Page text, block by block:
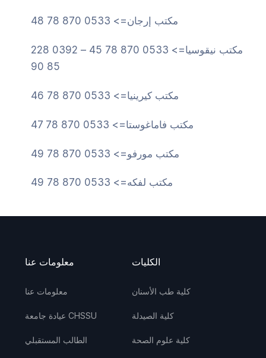
مكتب إرجان=> 0533 870 78 48
مكتب نيقوسيا=> 0533 870 78 45 – 0392 228
85 90
مكتب كيرينيا=> 0533 870 78 46
مكتب فاماغوستا=> 0533 870 78 47
مكتب مورفو=> 0533 870 78 49
مكتب لفكه=> 0533 870 78 49
معلومات عنا
معلومات عنا
عيادة جامعة CHSSU
الطالب المستقبلي
الكليات
كلية طب الأسنان
كلية الصيدلة
كلية علوم الصحة